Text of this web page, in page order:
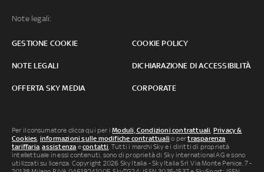
Note legali:
GESTIONE COOKIE COOKIE POLICY
NOTE LEGALI DICHIARAZIONE DI ACCESSIBILITÀ
OFFERTA SKY MEDIA CORPORATE
Per il consumatore clicca qui per iModuli, Condizioni contrattuali, Privacy &
Cookies, informazioni sulle modifiche contrattuali o pertrasparenza
tariffaria,assistenza econtatti. Tutti i marchi Sky e i diritti di proprietà
intellettuale in essi contenuti, sono di proprietà di Sky international AG e sono
utilizzati su licenza. Copyright 2026 Sky Italia - Sky Italia Srl Via Monte Penice, 7 -